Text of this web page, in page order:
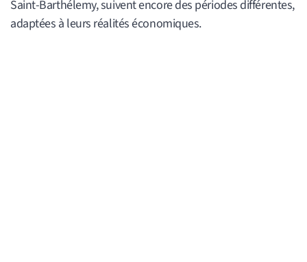
Saint-Barthélemy, suivent encore des périodes différentes,
adaptées à leurs réalités économiques.